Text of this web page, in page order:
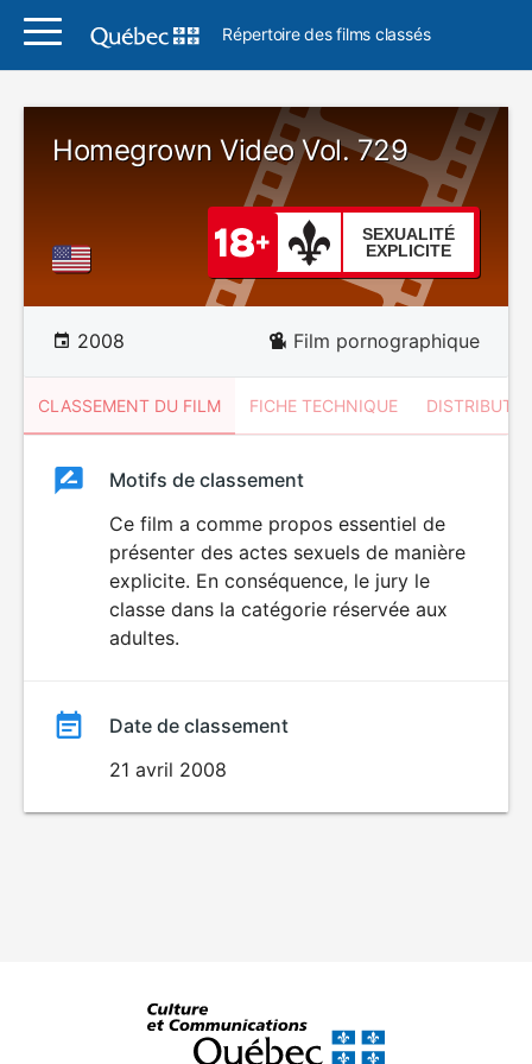
Répertoire des films classés
Homegrown Video Vol. 729
SEXUALITÉ
EXPLICITE
2008 Film pornographique
CLASSEMENT DU FILM FICHE TECHNIQUE
ClassementClassement
SEXUALITÉ
EXPLICITE
Motifs de classement
Ce film a comme propos essentiel de
présenter des actes sexuels de manière
explicite. En conséquence, le jury le
classe dans la catégorie réservée aux
adultes.
Date de classement
21 avril 2008